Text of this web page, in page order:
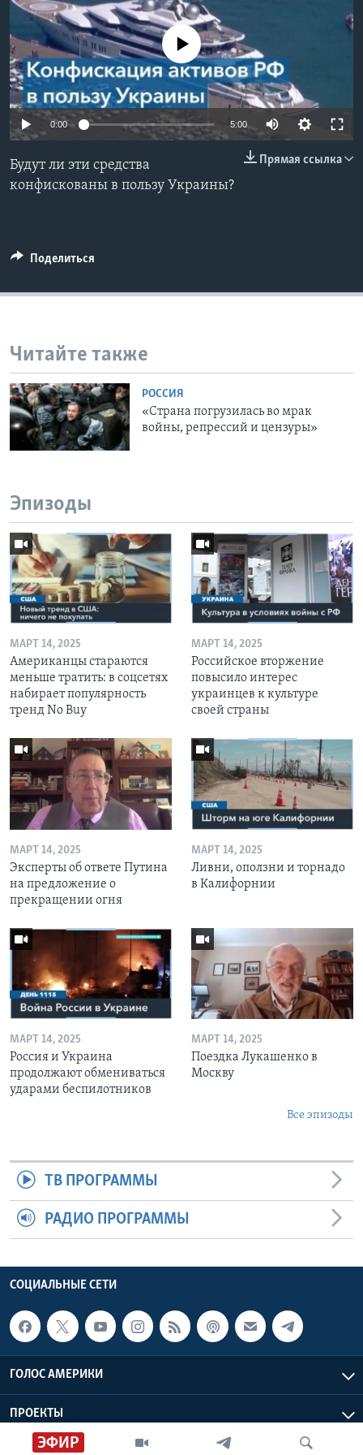
Learning English
СОЦИАЛЬНЫЕ СЕТИ
ЭФИР
No media source currently available
0:00 5:00
Прямая ссылка
Будут ли эти средства
конфискованы в пользу Украины?
Поделиться
Читайте также
РОССИЯ
«Страна погрузилась во мрак
войны, репрессий и цензуры»
Эпизоды
МАРТ 14, 2025
Американцы стараются
меньше тратить: в соцсетях
набирает популярность
тренд No Buy
МАРТ 14, 2025
Российское вторжение
повысило интерес
украинцев к культуре
своей страны
МАРТ 14, 2025
Эксперты об ответе Путина
на предложение о
прекращении огня
МАРТ 14, 2025
Ливни, оползни и торнадо
в Калифорнии
МАРТ 14, 2025
Россия и Украина
продолжают обмениваться
ударами беспилотников
МАРТ 14, 2025
Поездка Лукашенко в
Москву
Все эпизоды
ТВ ПРОГРАММЫ
РАДИО ПРОГРАММЫ
СОЦИАЛЬНЫЕ СЕТИ
ГОЛОС АМЕРИКИ
ПРОЕКТЫ